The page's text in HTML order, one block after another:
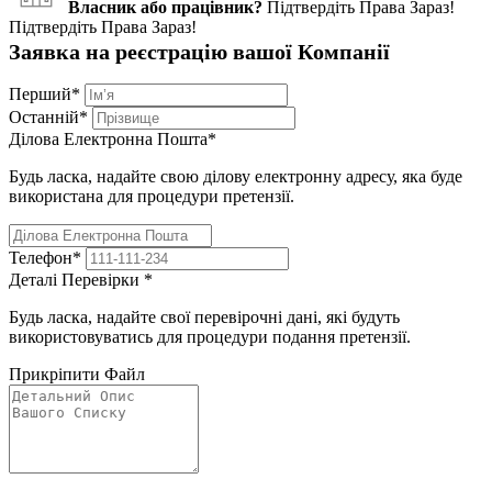
Власник або працівник? Підтвердіть Права Зараз!
Підтвердіть Права Зараз!
Заявка на реєстрацію вашої Компанії
Перший*
Останній*
Ділова Електронна Пошта*
Будь ласка, надайте свою ділову електронну адресу, яка буде
використана для процедури претензії.
Телефон*
Деталі Перевірки *
Будь ласка, надайте свої перевірочні дані, які будуть
використовуватись для процедури подання претензії.
Прикріпити Файл